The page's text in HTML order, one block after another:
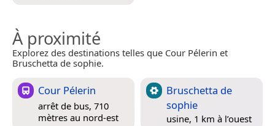
À proximité
Explorez des destinations telles que Cour Pélerin et
Bruschetta de sophie.
Cour Pélerin
arrêt de bus, 710
mètres au nord-est
Bruschetta de
sophie
usine, 1 km à l’ouest